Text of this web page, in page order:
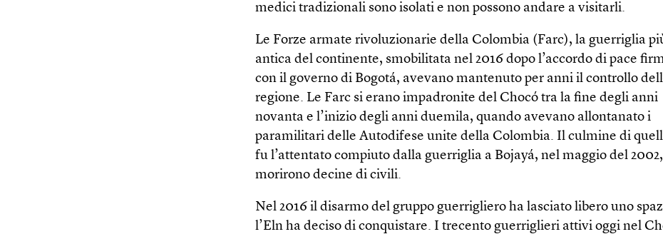
medici tradizionali sono isolati e non possono andare a visitarli.
Le Forze armate rivoluzionarie della Colombia (Farc), la guerriglia
antica del continente, smobilitata nel 2016 dopo l’accordo di pace
con il governo di Bogotá, avevano mantenuto per anni il controllo
regione. Le Farc si erano impadronite del Chocó tra la fine degli anni
novanta e l’inizio degli anni duemila, quando avevano allontanato i
paramilitari delle Autodifese unite della Colombia. Il culmine di
fu l’attentato compiuto dalla guerriglia a Bojayá, nel maggio del
morirono decine di civili.
Nel 2016 il disarmo del gruppo guerrigliero ha lasciato libero uno
l’Eln ha deciso di conquistare. I trecento guerriglieri attivi oggi nel